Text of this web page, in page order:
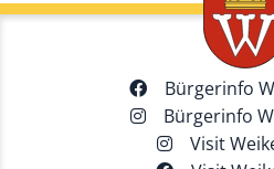
Bürgerinfo
Bürgerinfo
Visit